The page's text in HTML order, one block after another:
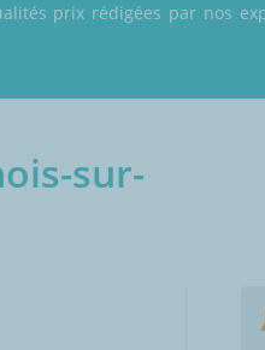
prix rédigées par nos
sur-